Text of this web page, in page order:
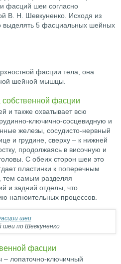
фасций шеи согласно
В. Н. Шевкуненко. Исходя из
выделять 5 фасциальных шейных
фасции тела, она
шейной мышцы.
фасции
и также охватывает всю
ключично-сосцевидную и
железы, сосудисто-нервный
и грудине, сверху – к нижней
продолжаясь в височную и
С обеих сторон шеи это
пластинки к поперечным
тем самым разделяя
и задний отделы, что
нагноительных процессов.
шеи по Шевкуненко
фасции
– лопаточно-ключичный